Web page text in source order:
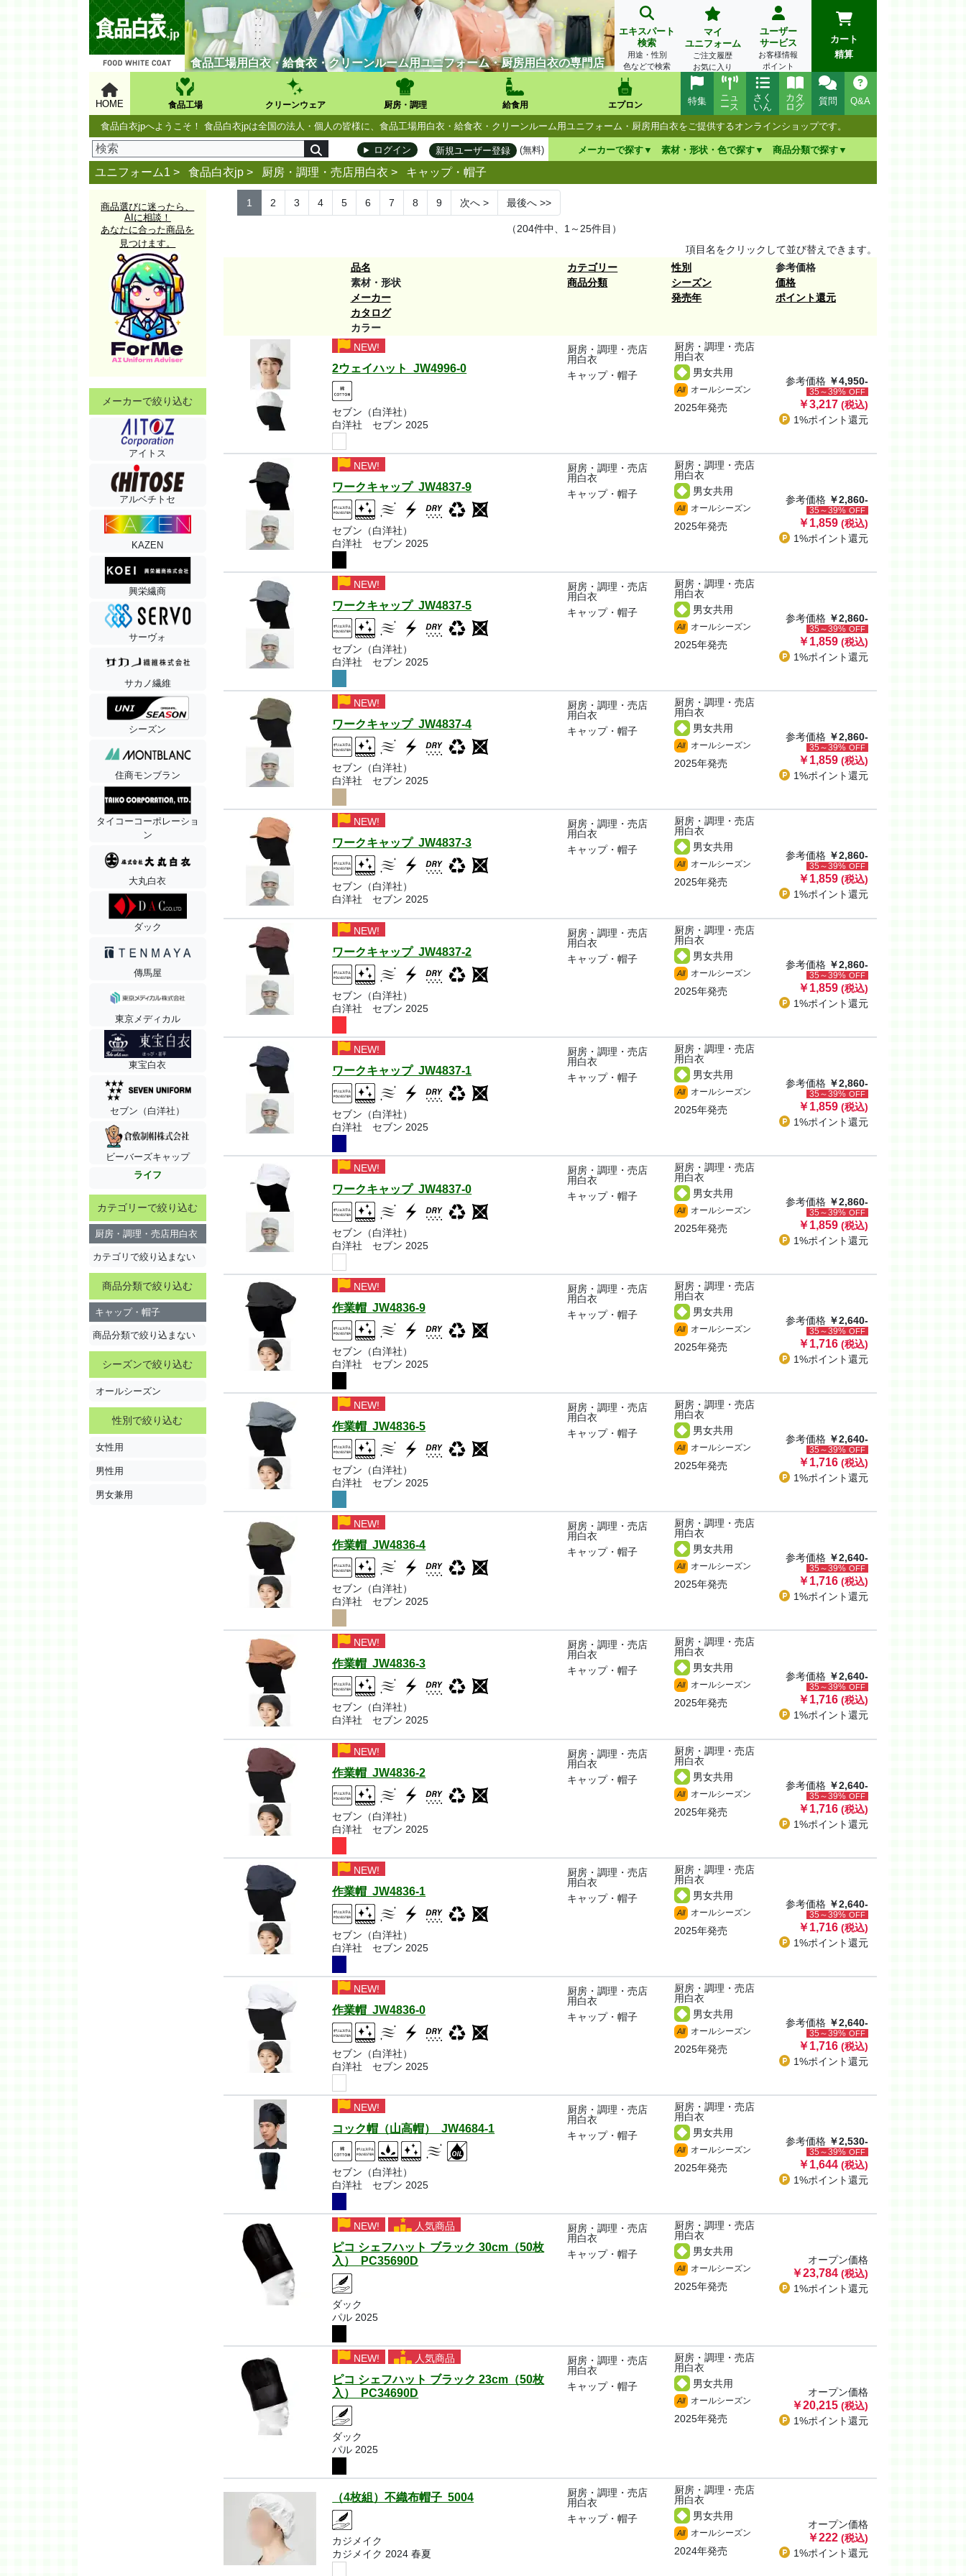
食品工場用白衣・給食衣・クリーンルーム用ユニフォーム・厨房用白衣の専門店
エキスパート
検索
用途・性別
色などで検索
マイ
ユニフォーム
ご注文履歴
お気に入り
ユーザー
サービス
お客様情報
ポイント
カート
精算
HOME 食品工場 クリーンウェア 厨房・調理 給食用 エプロン Q&A
質問
カタ
ログ
さく
いん
ニュ
ース
特集
食品白衣jpへようこそ！ 食品白衣jpは全国の法人・個人の皆様に、食品工場用白衣・給食衣・クリーンルーム用ユニフォーム・厨房用白衣をご提供するオンラインショップです。
ログイン 新規ユーザー登録 (無料) メーカーで探す 素材・形状・色で探す 商品分類で探す
ユニフォーム1 > 食品白衣jp > 厨房・調理・売店用白衣 > キャップ・帽子
商品選びに迷ったら、
AIに相談！
あなたに合った商品を
見つけます。
メーカーで絞り込む
アイトス
アルベチトセ
KAZEN
興栄繊商
サーヴォ
サカノ繊維
シーズン
住商モンブラン
タイコーコーポレーショ
ン
大丸白衣
ダック
傳馬屋
東京メディカル
東宝白衣
セブン（白洋社）
ビーバーズキャップ
ライフ
カテゴリーで絞り込む
厨房・調理・売店用白衣
カテゴリで絞り込まない
商品分類で絞り込む
キャップ・帽子
商品分類で絞り込まない
シーズンで絞り込む
オールシーズン
性別で絞り込む
女性用
男性用
男女兼用
1 2 3 4 5 6 7 8 9 次へ> 最後へ>>
（204件中、1～25件目）
項目名をクリックして並び替えできます。
品名
素材・形状
メーカー
カタログ
カラー
カテゴリー
商品分類
性別
シーズン
発売年
参考価格
価格
ポイント還元
NEW!
2ウェイハット JW4996-0
セブン（白洋社）
白洋社 セブン 2025
厨房・調理・売店
用白衣
キャップ・帽子
厨房・調理・売店
用白衣
男女共用
All オールシーズン
2025年発売
参考価格 ￥4,950-
35～39% OFF
￥3,217 (税込)
1%ポイント還元
NEW!
ワークキャップ JW4837-9
セブン（白洋社）
白洋社 セブン 2025
厨房・調理・売店
用白衣
キャップ・帽子
厨房・調理・売店
用白衣
男女共用
All オールシーズン
2025年発売
参考価格 ￥2,860-
35～39% OFF
￥1,859 (税込)
1%ポイント還元
NEW!
ワークキャップ JW4837-5
セブン（白洋社）
白洋社 セブン 2025
厨房・調理・売店
用白衣
キャップ・帽子
厨房・調理・売店
用白衣
男女共用
All オールシーズン
2025年発売
参考価格 ￥2,860-
35～39% OFF
￥1,859 (税込)
1%ポイント還元
NEW!
ワークキャップ JW4837-4
セブン（白洋社）
白洋社 セブン 2025
厨房・調理・売店
用白衣
キャップ・帽子
厨房・調理・売店
用白衣
男女共用
All オールシーズン
2025年発売
参考価格 ￥2,860-
35～39% OFF
￥1,859 (税込)
1%ポイント還元
NEW!
ワークキャップ JW4837-3
セブン（白洋社）
白洋社 セブン 2025
厨房・調理・売店
用白衣
キャップ・帽子
厨房・調理・売店
用白衣
男女共用
All オールシーズン
2025年発売
参考価格 ￥2,860-
35～39% OFF
￥1,859 (税込)
1%ポイント還元
NEW!
ワークキャップ JW4837-2
セブン（白洋社）
白洋社 セブン 2025
厨房・調理・売店
用白衣
キャップ・帽子
厨房・調理・売店
用白衣
男女共用
All オールシーズン
2025年発売
参考価格 ￥2,860-
35～39% OFF
￥1,859 (税込)
1%ポイント還元
NEW!
ワークキャップ JW4837-1
セブン（白洋社）
白洋社 セブン 2025
厨房・調理・売店
用白衣
キャップ・帽子
厨房・調理・売店
用白衣
男女共用
All オールシーズン
2025年発売
参考価格 ￥2,860-
35～39% OFF
￥1,859 (税込)
1%ポイント還元
NEW!
ワークキャップ JW4837-0
セブン（白洋社）
白洋社 セブン 2025
厨房・調理・売店
用白衣
キャップ・帽子
厨房・調理・売店
用白衣
男女共用
All オールシーズン
2025年発売
参考価格 ￥2,860-
35～39% OFF
￥1,859 (税込)
1%ポイント還元
NEW!
作業帽 JW4836-9
セブン（白洋社）
白洋社 セブン 2025
厨房・調理・売店
用白衣
キャップ・帽子
厨房・調理・売店
用白衣
男女共用
All オールシーズン
2025年発売
参考価格 ￥2,640-
35～39% OFF
￥1,716 (税込)
1%ポイント還元
NEW!
作業帽 JW4836-5
セブン（白洋社）
白洋社 セブン 2025
厨房・調理・売店
用白衣
キャップ・帽子
厨房・調理・売店
用白衣
男女共用
All オールシーズン
2025年発売
参考価格 ￥2,640-
35～39% OFF
￥1,716 (税込)
1%ポイント還元
NEW!
作業帽 JW4836-4
セブン（白洋社）
白洋社 セブン 2025
厨房・調理・売店
用白衣
キャップ・帽子
厨房・調理・売店
用白衣
男女共用
All オールシーズン
2025年発売
参考価格 ￥2,640-
35～39% OFF
￥1,716 (税込)
1%ポイント還元
NEW!
作業帽 JW4836-3
セブン（白洋社）
白洋社 セブン 2025
厨房・調理・売店
用白衣
キャップ・帽子
厨房・調理・売店
用白衣
男女共用
All オールシーズン
2025年発売
参考価格 ￥2,640-
35～39% OFF
￥1,716 (税込)
1%ポイント還元
NEW!
作業帽 JW4836-2
セブン（白洋社）
白洋社 セブン 2025
厨房・調理・売店
用白衣
キャップ・帽子
厨房・調理・売店
用白衣
男女共用
All オールシーズン
2025年発売
参考価格 ￥2,640-
35～39% OFF
￥1,716 (税込)
1%ポイント還元
NEW!
作業帽 JW4836-1
セブン（白洋社）
白洋社 セブン 2025
厨房・調理・売店
用白衣
キャップ・帽子
厨房・調理・売店
用白衣
男女共用
All オールシーズン
2025年発売
参考価格 ￥2,640-
35～39% OFF
￥1,716 (税込)
1%ポイント還元
NEW!
作業帽 JW4836-0
セブン（白洋社）
白洋社 セブン 2025
厨房・調理・売店
用白衣
キャップ・帽子
厨房・調理・売店
用白衣
男女共用
All オールシーズン
2025年発売
参考価格 ￥2,640-
35～39% OFF
￥1,716 (税込)
1%ポイント還元
NEW!
コック帽（山高帽） JW4684-1
セブン（白洋社）
白洋社 セブン 2025
厨房・調理・売店
用白衣
キャップ・帽子
厨房・調理・売店
用白衣
男女共用
All オールシーズン
2025年発売
参考価格 ￥2,530-
35～39% OFF
￥1,644 (税込)
1%ポイント還元
NEW! 人気商品
ピコ シェフハット ブラック 30cm（50枚
入） PC35690D
ダック
パル 2025
厨房・調理・売店
用白衣
キャップ・帽子
厨房・調理・売店
用白衣
男女共用
All オールシーズン
2025年発売
オープン価格
￥23,784 (税込)
1%ポイント還元
NEW! 人気商品
ピコ シェフハット ブラック 23cm（50枚
入） PC34690D
ダック
パル 2025
厨房・調理・売店
用白衣
キャップ・帽子
厨房・調理・売店
用白衣
男女共用
All オールシーズン
2025年発売
オープン価格
￥20,215 (税込)
1%ポイント還元
（4枚組）不織布帽子 5004
カジメイク
カジメイク 2024 春夏
厨房・調理・売店
用白衣
キャップ・帽子
厨房・調理・売店
用白衣
男女共用
All オールシーズン
2024年発売
オープン価格
￥222 (税込)
1%ポイント還元